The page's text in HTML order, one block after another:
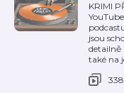
KRIMI
jsou
detailně
také na